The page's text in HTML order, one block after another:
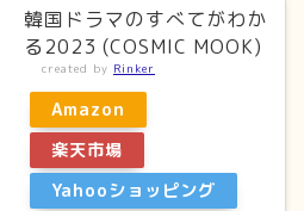
韓国ドラマのすべてがわか
る2023 (COSMIC MOOK)
created by Rinker
Amazon
楽天市場
Yahooショッピング